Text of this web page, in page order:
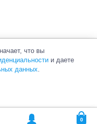
их законным
что вы
и даете
данных.